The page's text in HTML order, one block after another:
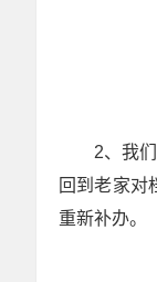
2、我
回到老家对
重新补办。